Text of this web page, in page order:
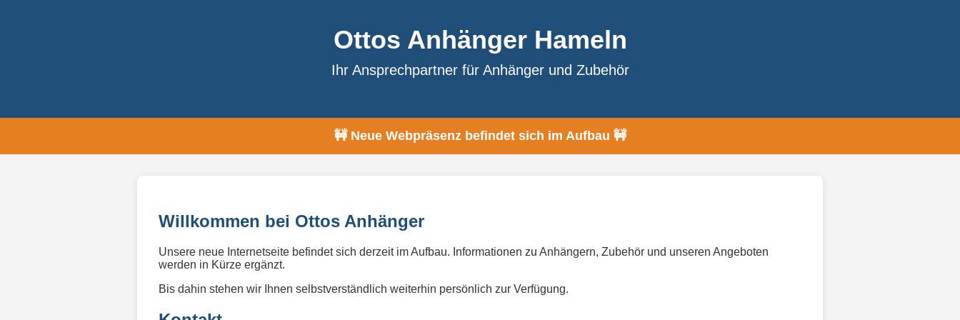
Ottos Anhänger Hameln
Ihr Ansprechpartner für Anhänger und Zubehör
🚧 Neue Webpräsenz befindet sich im Aufbau 🚧
Willkommen bei Ottos Anhänger
Unsere neue Internetseite befindet sich derzeit im Aufbau. Informationen zu Anhängern, Zubehör und unseren Angeboten
werden in Kürze ergänzt.
Bis dahin stehen wir Ihnen selbstverständlich weiterhin persönlich zur Verfügung.